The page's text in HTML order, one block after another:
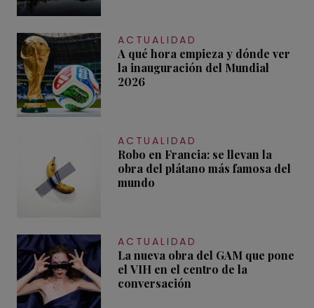
ACTUALIDAD
A qué hora empieza y dónde ver
la inauguración del Mundial
2026
ACTUALIDAD
Robo en Francia: se llevan la
obra del plátano más famosa del
mundo
ACTUALIDAD
La nueva obra del GAM que pone
el VIH en el centro de la
conversación